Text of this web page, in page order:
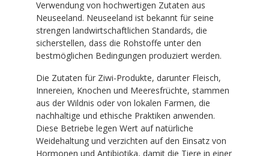
Verwendung von hochwertigen Zutaten aus
Neuseeland. Neuseeland ist bekannt für seine
strengen landwirtschaftlichen Standards, die
sicherstellen, dass die Rohstoffe unter den
bestmöglichen Bedingungen produziert werden.
Die Zutaten für Ziwi-Produkte, darunter Fleisch,
Innereien, Knochen und Meeresfrüchte, stammen
aus der Wildnis oder von lokalen Farmen, die
nachhaltige und ethische Praktiken anwenden.
Diese Betriebe legen Wert auf natürliche
Weidehaltung und verzichten auf den Einsatz von
Hormonen und Antibiotika, damit die Tiere in einer